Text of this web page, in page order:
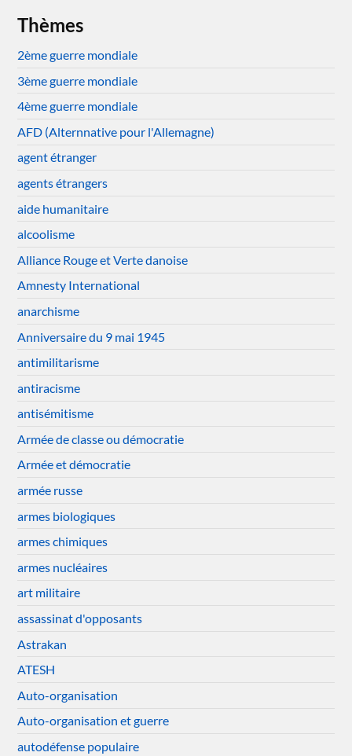
Thèmes
2ème guerre mondiale
3ème guerre mondiale
4ème guerre mondiale
AFD (Alternnative pour l'Allemagne)
agent étranger
agents étrangers
aide humanitaire
alcoolisme
Alliance Rouge et Verte danoise
Amnesty International
anarchisme
Anniversaire du 9 mai 1945
antimilitarisme
antiracisme
antisémitisme
Armée de classe ou démocratie
Armée et démocratie
armée russe
armes biologiques
armes chimiques
armes nucléaires
art militaire
assassinat d'opposants
Astrakan
ATESH
Auto-organisation
Auto-organisation et guerre
autodéfense populaire